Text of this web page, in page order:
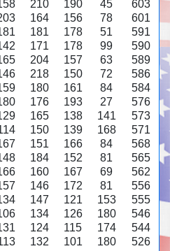
210 190 45
603
164 156 78
601
181 178 51
591
171 178 99
590
204 157 63
589
218 150 72
586
180 161 84
584
176 193 27
576
165 138 141
573
150 139 168
571
151 166 84
568
184 152 81
565
160 167 69
562
146 172 81
556
147 121 153
555
134 126 180
546
124 115 174
544
132 101 180 526